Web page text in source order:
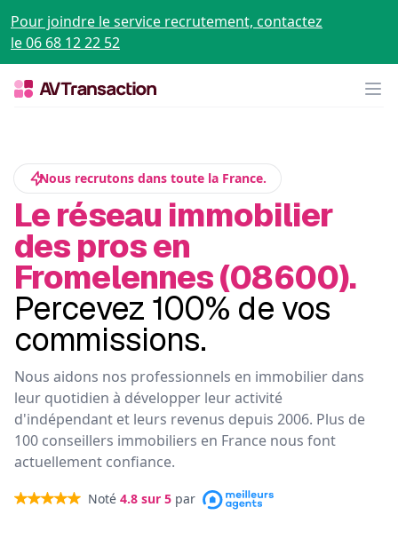
Pour joindre le service recrutement, contactez
le 06 68 12 22 52
Nous recrutons dans toute la France.
Le réseau immobilier
des pros en
Fromelennes (08600).
Percevez 100% de vos
commissions.
Nous aidons nos professionnels en immobilier dans
leur quotidien à développer leur activité
d'indépendant et leurs revenus depuis 2006. Plus de
100 conseillers immobiliers en France nous font
actuellement confiance.
Noté 4.8 sur 5 par